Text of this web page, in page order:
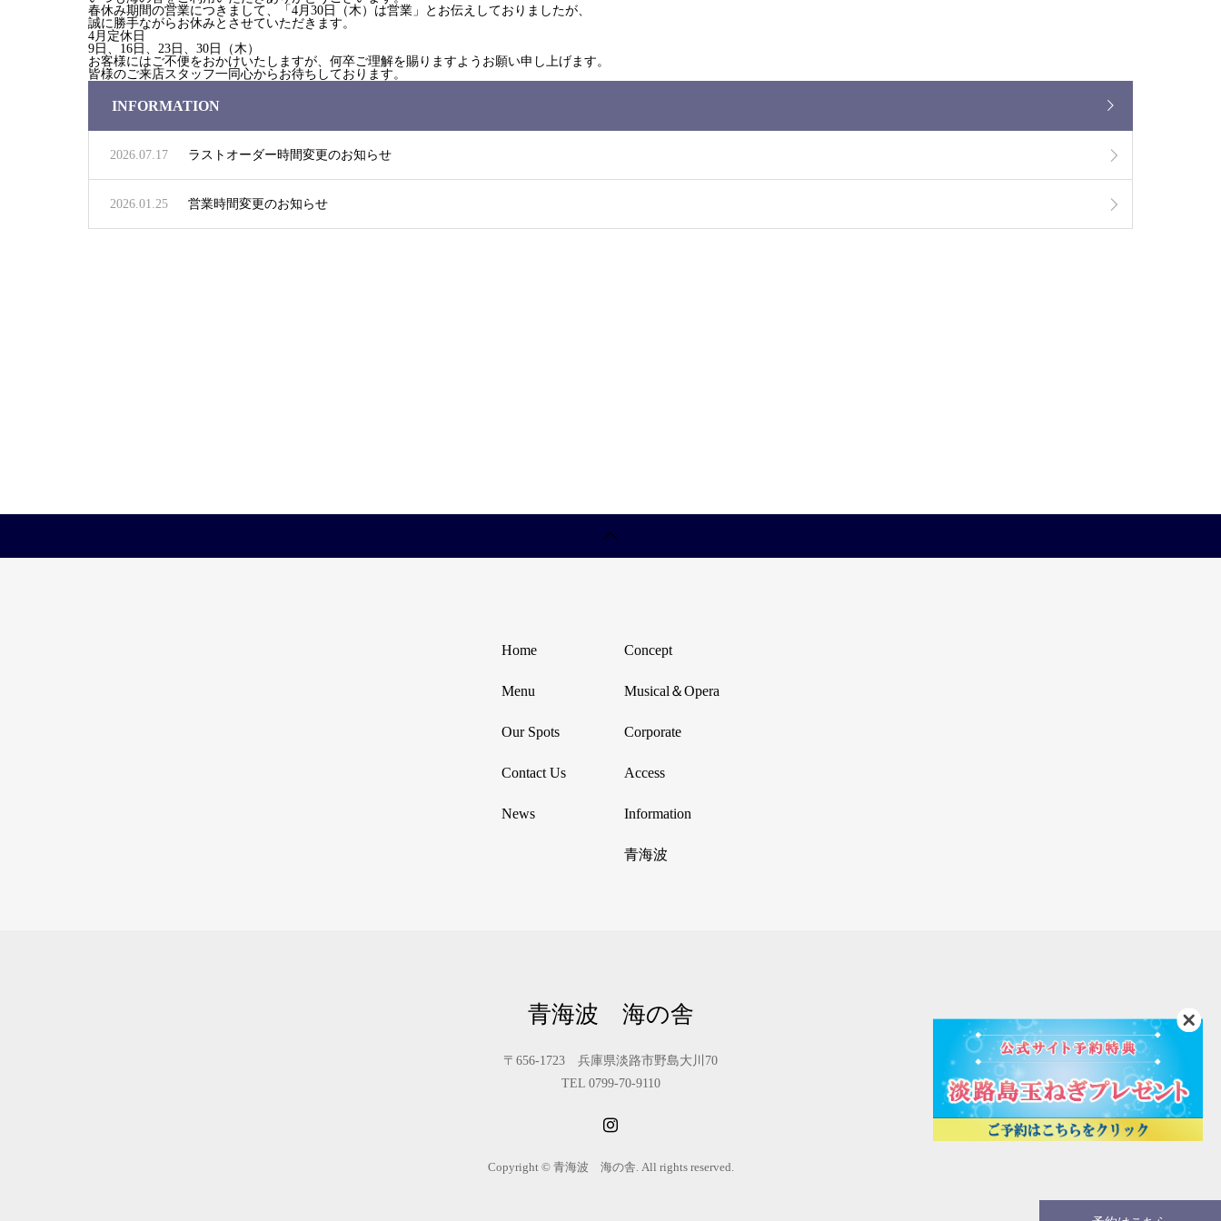
春休み期間の営業につきまして、「4月30日（木）は営業」とお伝えしておりましたが、
誠に勝手ながらお休みとさせていただきます。
4月定休日
9日、16日、23日、30日（木）
お客様にはご不便をおかけいたしますが、何卒ご理解を賜りますようお願い申し上げます。
皆様のご来店スタッフ一同心からお待ちしております。
INFORMATION
2026.07.17 ラストオーダー時間変更のお知らせ
2026.01.25 営業時間変更のお知らせ
Home
Menu
Our Spots
Contact Us
News
Concept
Musical＆Opera
Corporate
Access
Information
青海波
青海波 海の舎
〒656-1723 兵庫県淡路市野島大川70
TEL 0799-70-9110
Copyright © 青海波 海の舎. All rights reserved.